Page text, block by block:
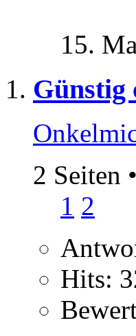
15.
Günstig
2 Seiten •
1 2
Hits: